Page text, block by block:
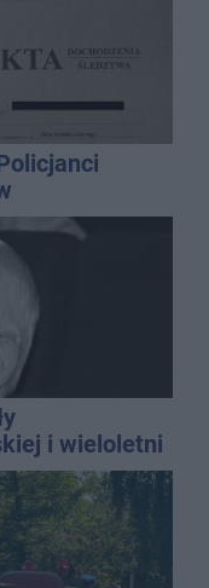
i wieloletni